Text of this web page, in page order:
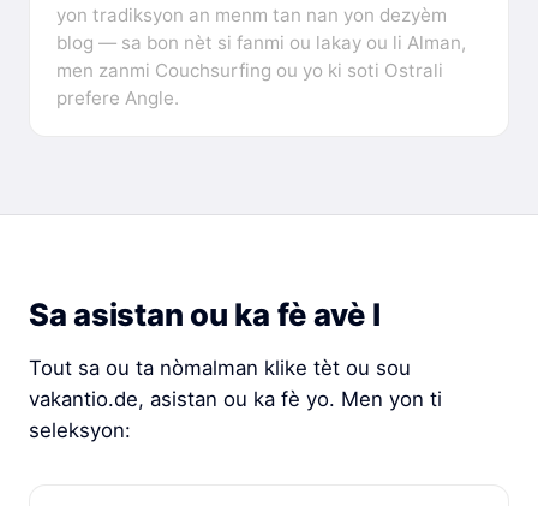
yon tradiksyon an menm tan nan yon dezyèm
blog — sa bon nèt si fanmi ou lakay ou li Alman,
men zanmi Couchsurfing ou yo ki soti Ostrali
prefere Angle.
Sa asistan ou ka fè avè l
Tout sa ou ta nòmalman klike tèt ou sou
vakantio.de, asistan ou ka fè yo. Men yon ti
seleksyon: